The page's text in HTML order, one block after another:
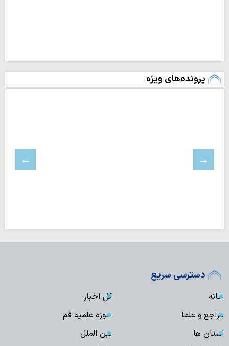
پرونده‌های ویژه
دسترسی سریع
خانه
کل اخبار
مراجع و علما
حوزه علمیه قم
استان ها
بین الملل